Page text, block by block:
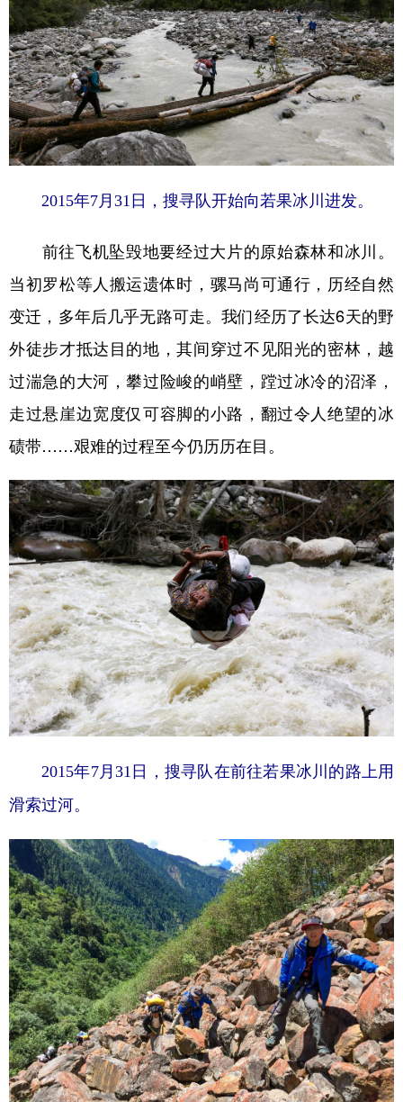
2015年7月31日，搜寻队开始向若果冰川进发。
前往飞机坠毁地要经过大片的原始森林和冰川。
当初罗松等人搬运遗体时，骡马尚可通行，历经自然
变迁，多年后几乎无路可走。我们经历了长达6天的野
外徒步才抵达目的地，其间穿过不见阳光的密林，越
过湍急的大河，攀过险峻的峭壁，蹚过冰冷的沼泽，
走过悬崖边宽度仅可容脚的小路，翻过令人绝望的冰
碛带……艰难的过程至今仍历历在目。
2015年7月31日，搜寻队在前往若果冰川的路上用
滑索过河。